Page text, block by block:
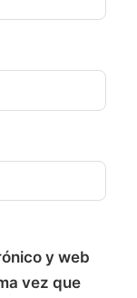
y web
vez que